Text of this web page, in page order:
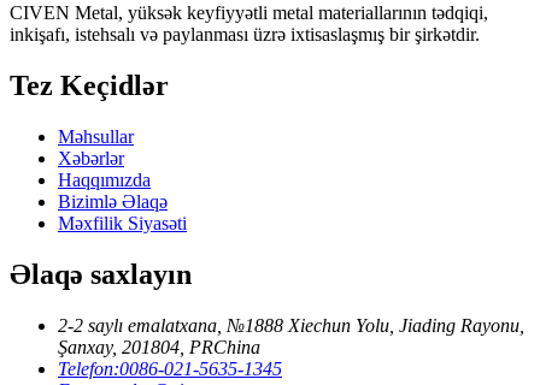
CIVEN Metal, yüksək keyfiyyətli metal materiallarının tədqiqi,
inkişafı, istehsalı və paylanması üzrə ixtisaslaşmış bir şirkətdir.
Tez Keçidlər
Məhsullar
Xəbərlər
Haqqımızda
Bizimlə Əlaqə
Məxfilik Siyasəti
Əlaqə saxlayın
2-2 saylı emalatxana, №1888 Xiechun Yolu, Jiading Rayonu,
Şanxay, 201804, PRChina
Telefon:0086-021-5635-1345